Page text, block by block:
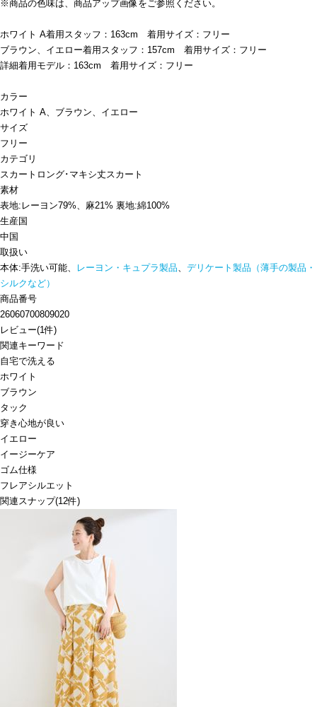
※商品の色味は、商品アップ画像をご参照ください。
ホワイト A着用スタッフ：163cm 着用サイズ：フリー
ブラウン、イエロー着用スタッフ：157cm 着用サイズ：フリー
詳細着用モデル：163cm 着用サイズ：フリー
カラー
ホワイト A、ブラウン、イエロー
サイズ
フリー
カテゴリ
スカート ロング･マキシ丈スカート
素材
表地:レーヨン79%、麻21% 裏地:綿100%
生産国
中国
取扱い
本体:手洗い可能、
レーヨン・キュプラ製品、 デリケート製品（薄手の製品・
シルクなど）
商品番号
26060700809020
レビュー(1件)
関連キーワード
自宅で洗える
ホワイト
ブラウン
タック
穿き心地が良い
イエロー
イージーケア
ゴム仕様
フレアシルエット
関連スナップ(12件)